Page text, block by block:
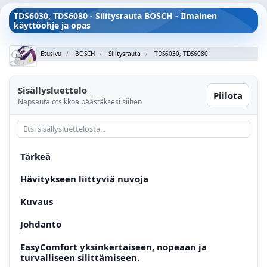
TDS6030, TDS6080 - Silitysrauta BOSCH - Ilmainen
käyttöohje ja opas
Etusivu BOSCH Silitysrauta TDS6030, TDS6080
Sisällysluettelo
Napsauta otsikkoa päästäksesi siihen
Piilota
Tärkeä
Hävitykseen liittyviä nuvoja
Kuvaus
Johdanto
EasyComfort yksinkertaiseen, nopeaan ja
turvalliseen silittämiseen.